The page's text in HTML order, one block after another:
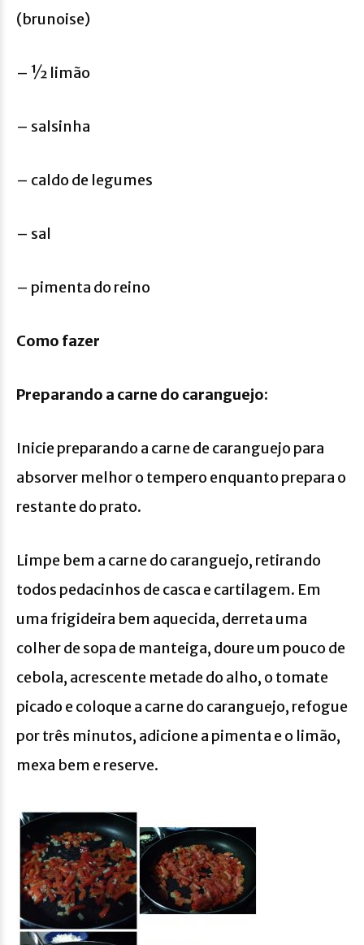
(brunoise)
– ½ limão
– salsinha
– caldo de legumes
– sal
– pimenta do reino
Como fazer
Preparando a carne do caranguejo:
Inicie preparando a carne de caranguejo para
absorver melhor o tempero enquanto prepara o
restante do prato.
Limpe bem a carne do caranguejo, retirando
todos pedacinhos de casca e cartilagem. Em
uma frigideira bem aquecida, derreta uma
colher de sopa de manteiga, doure um pouco de
cebola, acrescente metade do alho, o tomate
picado e coloque a carne do caranguejo, refogue
por três minutos, adicione a pimenta e o limão,
mexa bem e reserve.